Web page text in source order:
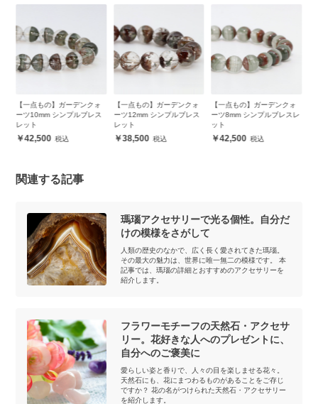
【一点もの】ガーデンクォ
ーツ10mm シンプルブレス
レット
42,500
【一点もの】ガーデンクォ
ーツ12mm シンプルブレス
レット
38,500
【一点もの】ガーデンクォ
ーツ8mm シンプルブレスレ
ット
42,500
関連する記事
瑪瑙アクセサリーで光る個性。自分だ
けの模様をさがして
人類の歴史のなかで、広く長く愛されてきた瑪瑙。
その最大の魅力は、世界に唯一無二の模様です。 本
記事では、瑪瑙の詳細とおすすめのアクセサリーを
紹介します。
フラワーモチーフの天然石・アクセサ
リー。花好きな人へのプレゼントに、
自分へのご褒美に
愛らしい姿と香りで、人々の目を楽しませる花々。
天然石にも、花にまつわるものがあることをご存じ
ですか？ 花の名がつけられた天然石・アクセサリー
を紹介します。